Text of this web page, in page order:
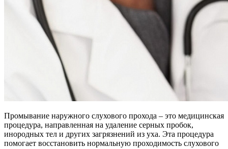
Промывание наружного слухового прохода – это медицинская
процедура, направленная на удаление серных пробок,
инородных тел и других загрязнений из уха. Эта процедура
помогает восстановить нормальную проходимость слухового